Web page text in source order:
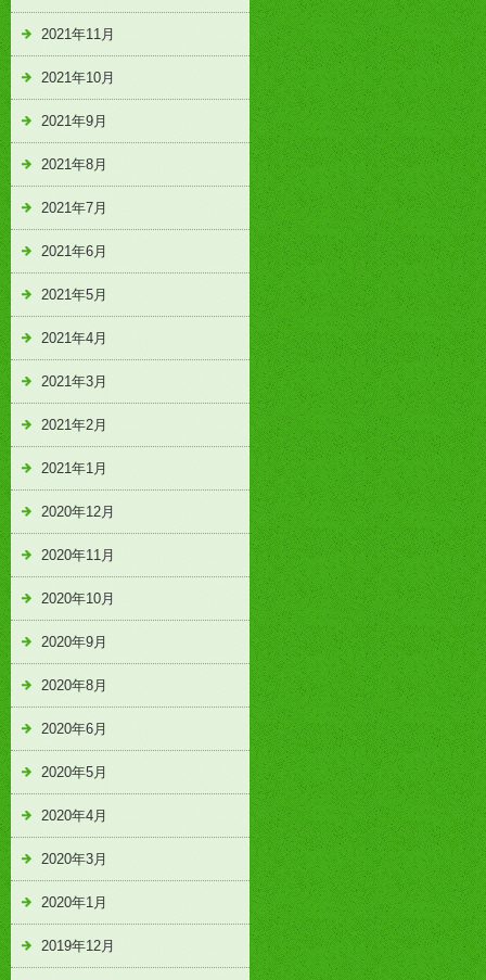
2021年11月
2021年10月
2021年9月
2021年8月
2021年7月
2021年6月
2021年5月
2021年4月
2021年3月
2021年2月
2021年1月
2020年12月
2020年11月
2020年10月
2020年9月
2020年8月
2020年6月
2020年5月
2020年4月
2020年3月
2020年1月
2019年12月